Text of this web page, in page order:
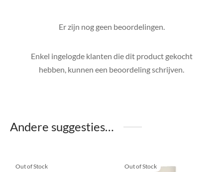
Er zijn nog geen beoordelingen.
Enkel ingelogde klanten die dit product gekocht
hebben, kunnen een beoordeling schrijven.
Andere suggesties…
Out of Stock Out of Stock